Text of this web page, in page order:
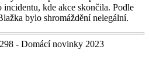
kde akce skončila. Podle
bylo shromáždění nelegální.